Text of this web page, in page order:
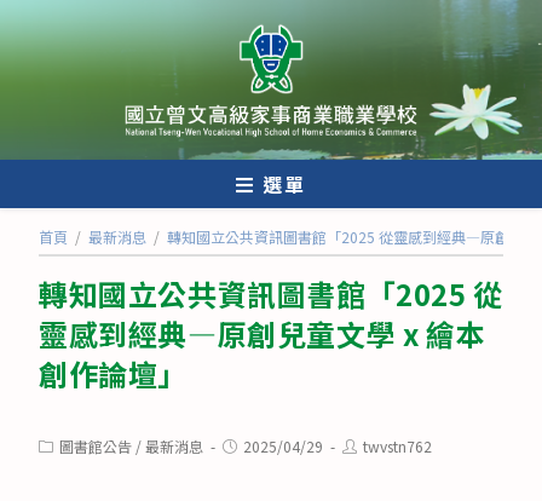
跳
轉
至
內
選單
首頁 / 最新消息 / 轉知國立公共資訊圖書館「2025 從靈感到經典—原創兒
轉知國立公共資訊圖書館「2025 從
靈感到經典—原創兒童文學 x 繪本
創作論壇」
Post圖書館公告 /最新消息
Post2025/04/29
Posttwvstn762